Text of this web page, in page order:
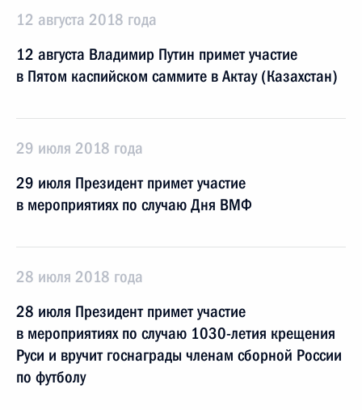
12 августа 2018 года
12 августа Владимир Путин примет участие
в Пятом каспийском саммите в Актау (Казахстан)
29 июля 2018 года
29 июля Президент примет участие
в мероприятиях по случаю Дня ВМФ
28 июля 2018 года
28 июля Президент примет участие
в мероприятиях по случаю 1030-летия крещения
Руси и вручит госнаграды членам сборной России
по футболу